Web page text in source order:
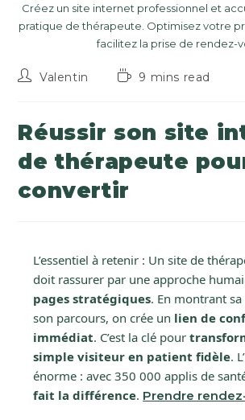
Créez un site internet professionnel et
pratique de thérapeute. Optimisez votre
facilitez la prise de rendez-
Valentin 9 mins read
Réussir son site
de thérapeute
convertir
L’essentiel à retenir : Un site de
doit rassurer par une approche
pages stratégiques. En montrant
son parcours, on crée un lien de
immédiat. C’est la clé pour
simple visiteur en patient fidèle.
énorme : avec 350 000 applis de
fait la différence. Prendre